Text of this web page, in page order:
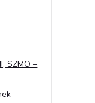
SZMO –